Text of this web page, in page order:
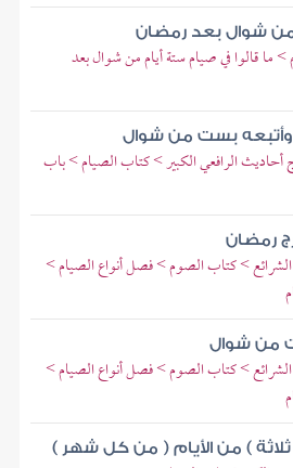
شوال بعد رمضان
ما قالوا في صيام ستة أيام من شوال بعد
بست من شوال
أحاديث الرافعي الكبير > كتاب الصيام > باب
رمضان
الشرائع > كتاب الصوم > فصل أنواع الصيام >
من شوال
الشرائع > كتاب الصوم > فصل أنواع الصيام >
) من الأيام ( من كل شهر )